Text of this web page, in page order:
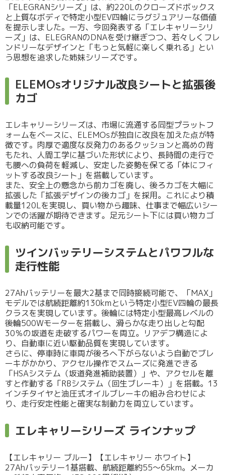
「ELEGRANシリーズ」は、約220Lのクローズドボックス
と上質なボディで特定小型EV四輪にラグジュアリーな価値
を提示しました。一方、今回発表する「エレキャリーシリ
ーズ」は、ELEGRANのDNAを受け継ぎつつ、若々しくフレ
ンドリーなデザインと「もっと気軽に楽しく乗れる」とい
う思想を追求した姉妹シリーズです。
ELEMOsオリジナル改良シートと拡張後
カゴ
エレキャリーシリーズは、市場に流通する同型プラットフ
ォームをベースに、ELEMOsが独自に改良を加えた点が特
徴です。肉厚で適度な反発力のあるクッションと高めの背
もたれ、人間工学に基づいた形状により、長時間の走行で
も腰への負荷を軽減し、安定した姿勢を保てる「体にフィ
ットする改良シート」を搭載しています。
また、安全上の懸念から前カゴを廃し、後ろカゴを大幅に
拡張した「拡張デザインの後カゴ」を採用。これにより積
載量120Lを実現し、買い物から趣味、仕事まで幅広いシー
ンでの活躍が期待できます。足元シート下には買い物カゴ
も収納可能です。
ツインバッテリーシステムとパワフルな
走行性能
27Ahバッテリーを最大2基まで同時接続可能で、「MAX」
モデルでは航続距離約130kmという特定小型EV四輪の最長
クラスを実現しています。後輪には特定小型最高レベルの
後輪500Wモーターを搭載し、滑らかな走り出しと勾配
30％の坂道を走破するパワーを両立。リアデフ構造によ
り、自動車に近い駆動品質を実現しています。
さらに、停車時に車両が後ろへ下がらないよう自動でブレ
ーキがかかり、アクセル操作でスムーズに発進できる
「HSAシステム（坂道発進補助装置）」や、アクセルを離
すと作動する「RBシステム（回生ブレーキ）」を搭載。13
インチタイヤと油圧式オイルブレーキの組み合わせによ
り、走行安定性能と確実な制動力を両立しています。
エレキャリーシリーズ ラインナップ
【エレキャリー ブルー】【エレキャリー ホワイト】
27Ahバッテリー1基搭載、航続距離約55～65km。メーカ